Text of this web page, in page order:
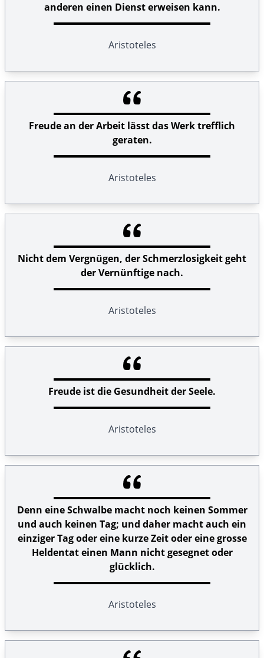
anderen einen Dienst erweisen kann.
Aristoteles
Freude an der Arbeit lässt das Werk trefflich
geraten.
Aristoteles
Nicht dem Vergnügen, der Schmerzlosigkeit geht
der Vernünftige nach.
Aristoteles
Freude ist die Gesundheit der Seele.
Aristoteles
Denn eine Schwalbe macht noch keinen Sommer
und auch keinen Tag; und daher macht auch ein
einziger Tag oder eine kurze Zeit oder eine grosse
Heldentat einen Mann nicht gesegnet oder
glücklich.
Aristoteles